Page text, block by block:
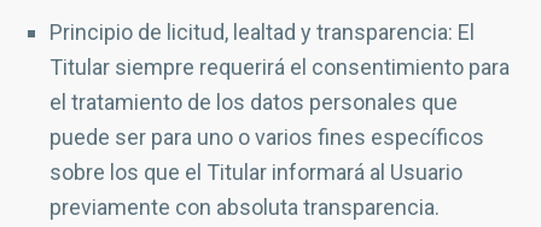
Principio de licitud, lealtad y transparencia: El
Titular siempre requerirá el consentimiento para
el tratamiento de los datos personales que
puede ser para uno o varios fines específicos
sobre los que el Titular informará al Usuario
previamente con absoluta transparencia.